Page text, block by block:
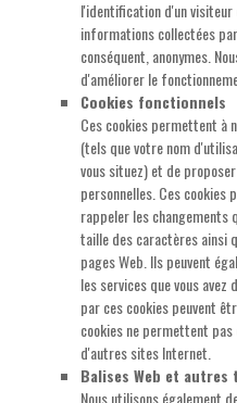
l'identification d'un
informations collectées
conséquent, anonymes.
d'améliorer le
Cookies fonctionnels
Ces cookies permettent à
(tels que votre nom
vous situez) et de
personnelles. Ces cookies
rappeler les changements
taille des caractères ainsi
pages Web. Ils peuvent
les services que vous
par ces cookies peuvent
cookies ne permettent
d'autres sites Internet.
Balises Web et
Nous utilisons également